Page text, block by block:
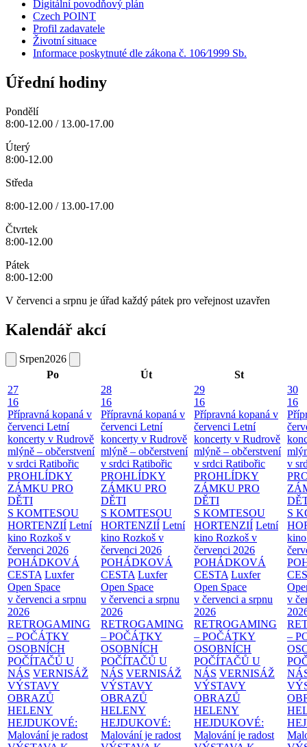
Digitální povodňový plán
Czech POINT
Profil zadavatele
Životní situace
Informace poskytnuté dle zákona č. 106⁄1999 Sb.
Úřední hodiny
Pondělí
8:00-12.00 / 13.00-17.00
Úterý
8:00-12.00
Středa
8:00-12.00 / 13.00-17.00
Čtvrtek
8:00-12.00
Pátek
8:00-12:00
V červenci a srpnu je úřad každý pátek pro veřejnost uzavřen
Kalendář akcí
Srpen2026
Po
Út
St
27
16
Přípravná kopaná v
červenci Letní
koncerty v Rudrově
mlýně – občerstvení
v srdci Ratibořic
PROHLÍDKY
ZÁMKU PRO
DĚTI
S KOMTESOU
HORTENZIÍ Letní
kino Rozkoš v
červenci 2026
POHÁDKOVÁ
CESTA Luxfer
Open Space
v červenci a srpnu
2026
RETROGAMING
– POČÁTKY
OSOBNÍCH
POČÍTAČŮ U
NÁS VERNISÁŽ
VÝSTAVY
OBRAZŮ
HELENY
HEJDUKOVÉ:
Malování je radost
28
16
Přípravná kopaná v
červenci Letní
koncerty v Rudrově
mlýně – občerstvení
v srdci Ratibořic
PROHLÍDKY
ZÁMKU PRO
DĚTI
S KOMTESOU
HORTENZIÍ Letní
kino Rozkoš v
červenci 2026
POHÁDKOVÁ
CESTA Luxfer
Open Space
v červenci a srpnu
2026
RETROGAMING
– POČÁTKY
OSOBNÍCH
POČÍTAČŮ U
NÁS VERNISÁŽ
VÝSTAVY
OBRAZŮ
HELENY
HEJDUKOVÉ:
Malování je radost
29
16
Přípravná kopaná v
červenci Letní
koncerty v Rudrově
mlýně – občerstvení
v srdci Ratibořic
PROHLÍDKY
ZÁMKU PRO
DĚTI
S KOMTESOU
HORTENZIÍ Letní
kino Rozkoš v
červenci 2026
POHÁDKOVÁ
CESTA Luxfer
Open Space
v červenci a srpnu
2026
RETROGAMING
– POČÁTKY
OSOBNÍCH
POČÍTAČŮ U
NÁS VERNISÁŽ
VÝSTAVY
OBRAZŮ
HELENY
HEJDUKOVÉ:
Malování je radost
30
16
v
S
v
–